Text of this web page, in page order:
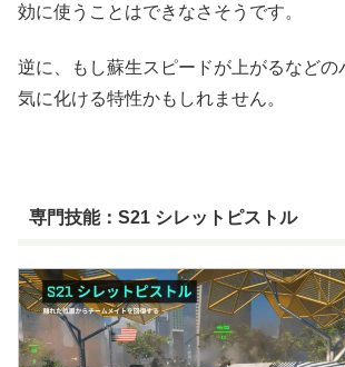
効に使うことはできなさそうです。
逆に、もし蘇生スピードが上がるなどの
気に化ける特性かもしれません。
専門技能：S21 シレットピストル